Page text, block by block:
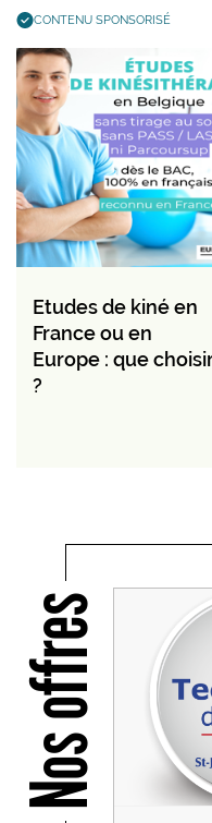
CONTENU SPONSORISÉ
Etudes de kiné en
France ou en
Europe : que
?
Nos offres